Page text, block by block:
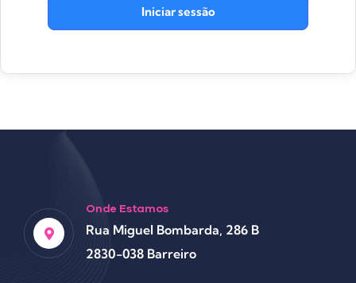
Iniciar sessão
Onde Estamos
Rua Miguel Bombarda, 286 B
2830-038 Barreiro